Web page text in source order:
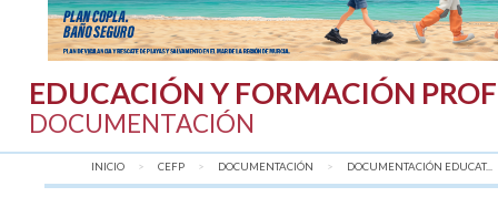
EDUCACIÓN Y FORMACIÓN
DOCUMENTACIÓN
INICIO CEFP DOCUMENTACIÓN DOCUMENTACIÓN EDUCAT...